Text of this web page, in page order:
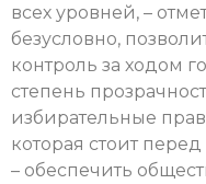
всех уровней, –
безусловно,
контроль за ходом
степень
избирательные
которая стоит
– обеспечить